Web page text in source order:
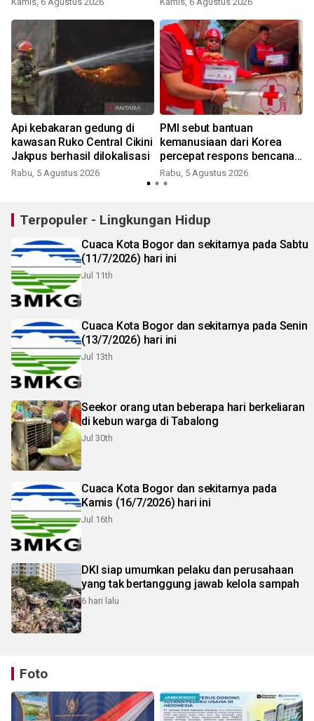
Api kebakaran gedung di
kawasan Ruko Central Cikini
Jakpus berhasil dilokalisasi
Rabu, 5 Agustus 2026
PMI sebut bantuan
kemanusiaan dari Korea
percepat respons bencana
nasional
Rabu, 5 Agustus 2026
Terpopuler - Lingkungan Hidup
Cuaca Kota Bogor dan sekitarnya pada Sabtu
(11/7/2026) hari ini
Jul 11th
Cuaca Kota Bogor dan sekitarnya pada Senin
(13/7/2026) hari ini
Jul 13th
Seekor orang utan beberapa hari berkeliaran
di kebun warga di Tabalong
Jul 30th
Cuaca Kota Bogor dan sekitarnya pada
Kamis (16/7/2026) hari ini
Jul 16th
DKI siap umumkan pelaku dan perusahaan
yang tak bertanggung jawab kelola sampah
6 hari lalu
Foto